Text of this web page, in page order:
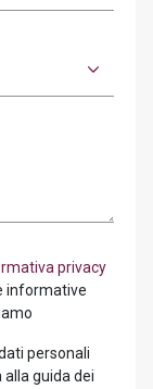
privacy
informative
personali
guida dei